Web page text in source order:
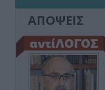
ΑΠΟΨΕΙΣ